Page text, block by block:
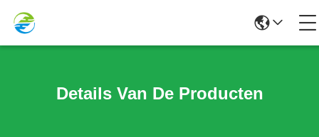
Details Van De Producten